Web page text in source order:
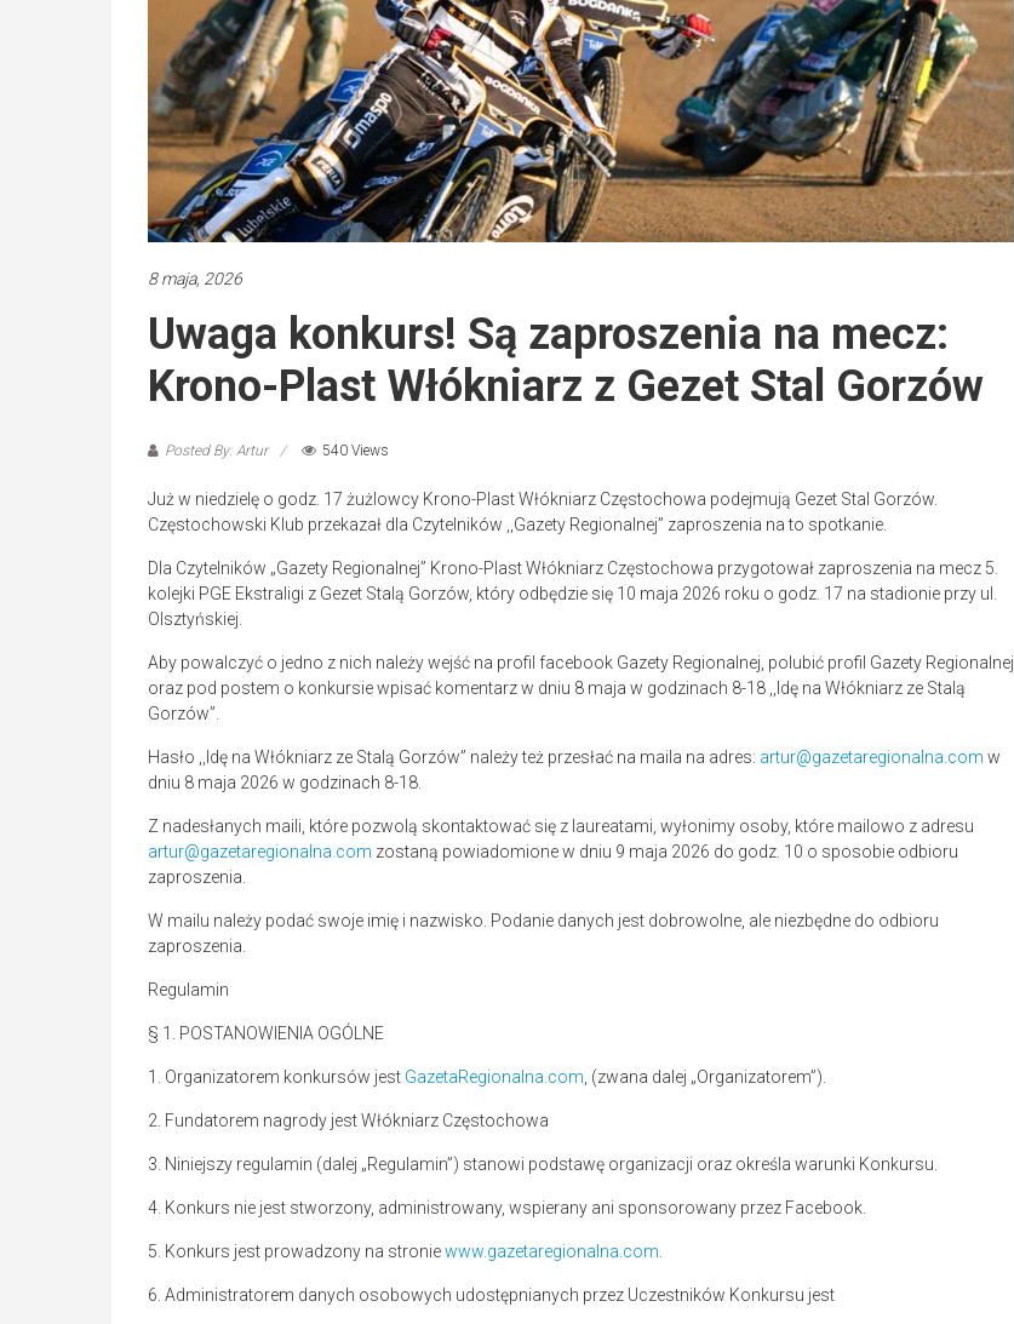
8 maja, 2026
Uwaga konkurs! Są zaproszenia na mecz:
Krono-Plast Włókniarz z Gezet Stal Gorzów
Posted By: Artur 540 Views
Już w niedzielę o godz. 17 żużlowcy Krono-Plast Włókniarz Częstochowa podejmują Gezet Stal Gorzów.
Częstochowski Klub przekazał dla Czytelników ,,Gazety Regionalnej” zaproszenia na to spotkanie.
Dla Czytelników „Gazety Regionalnej” Krono-Plast Włókniarz Częstochowa przygotował zaproszenia na mecz 5.
kolejki PGE Ekstraligi z Gezet Stalą Gorzów, który odbędzie się 10 maja 2026 roku o godz. 17 na stadionie przy ul.
Olsztyńskiej.
Aby powalczyć o jedno z nich należy wejść na profil facebook Gazety Regionalnej, polubić profil Gazety Regionalnej
oraz pod postem o konkursie wpisać komentarz w dniu 8 maja w godzinach 8-18 ,,Idę na Włókniarz ze Stalą
Gorzów”.
Hasło ,,Idę na Włókniarz ze Stalą Gorzów” należy też przesłać na maila na adres: artur@gazetaregionalna.com w
dniu 8 maja 2026 w godzinach 8-18.
Z nadesłanych maili, które pozwolą skontaktować się z laureatami, wyłonimy osoby, które mailowo z adresu
artur@gazetaregionalna.com zostaną powiadomione w dniu 9 maja 2026 do godz. 10 o sposobie odbioru
zaproszenia.
W mailu należy podać swoje imię i nazwisko. Podanie danych jest dobrowolne, ale niezbędne do odbioru
zaproszenia.
Regulamin
§ 1. POSTANOWIENIA OGÓLNE
1. Organizatorem konkursów jest GazetaRegionalna.com, (zwana dalej „Organizatorem”).
2. Fundatorem nagrody jest Włókniarz Częstochowa
3. Niniejszy regulamin (dalej „Regulamin”) stanowi podstawę organizacji oraz określa warunki Konkursu.
4. Konkurs nie jest stworzony, administrowany, wspierany ani sponsorowany przez Facebook.
5. Konkurs jest prowadzony na stroniewww.gazetaregionalna.com.
6. Administratorem danych osobowych udostępnianych przez Uczestników Konkursu jest